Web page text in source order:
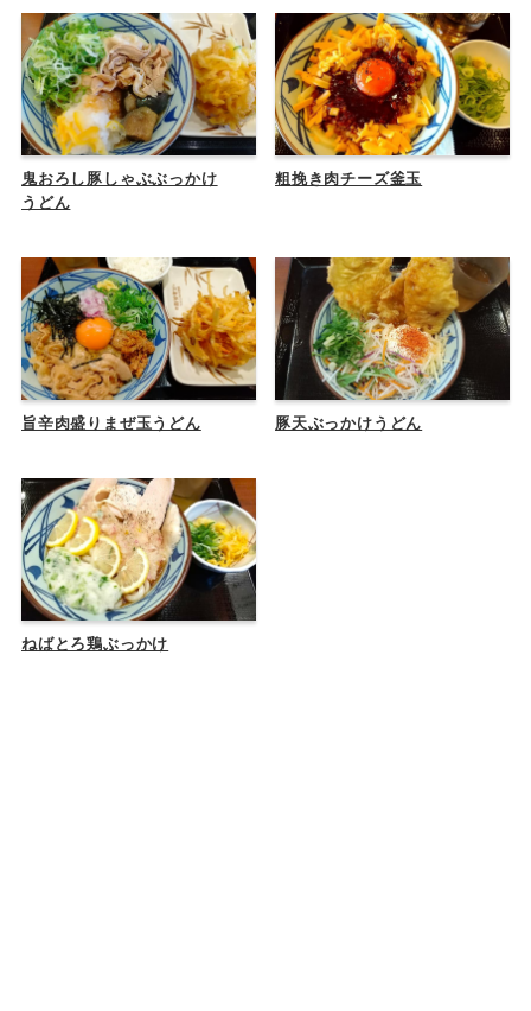
鬼おろし豚しゃぶぶっかけ
うどん
粗挽き肉チーズ釜玉
旨辛肉盛りまぜ玉うどん 豚天ぶっかけうどん
ねばとろ鶏ぶっかけ